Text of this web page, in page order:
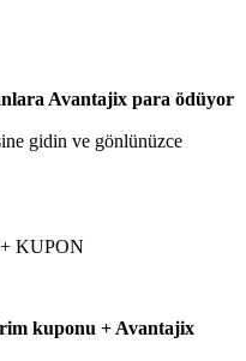
Avantajix para ödüyor
gidin ve gönlünüzce
KUPON
kuponu + Avantajix